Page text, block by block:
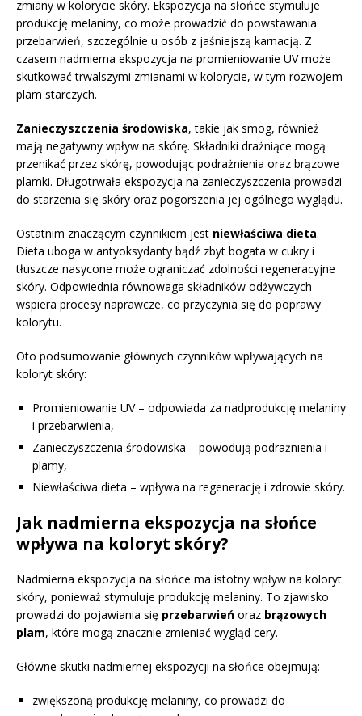
zmiany w kolorycie skóry. Ekspozycja na słońce stymuluje
produkcję melaniny, co może prowadzić do powstawania
przebarwień, szczególnie u osób z jaśniejszą karnacją. Z
czasem nadmierna ekspozycja na promieniowanie UV może
skutkować trwalszymi zmianami w kolorycie, w tym rozwojem
plam starczych.
Zanieczyszczenia środowiska, takie jak smog, również
mają negatywny wpływ na skórę. Składniki drażniące mogą
przenikać przez skórę, powodując podrażnienia oraz brązowe
plamki. Długotrwała ekspozycja na zanieczyszczenia prowadzi
do starzenia się skóry oraz pogorszenia jej ogólnego wyglądu.
Ostatnim znaczącym czynnikiem jest niewłaściwa dieta.
Dieta uboga w antyoksydanty bądź zbyt bogata w cukry i
tłuszcze nasycone może ograniczać zdolności regeneracyjne
skóry. Odpowiednia równowaga składników odżywczych
wspiera procesy naprawcze, co przyczynia się do poprawy
kolorytu.
Oto podsumowanie głównych czynników wpływających na
koloryt skóry:
Promieniowanie UV – odpowiada za nadprodukcję melaniny
i przebarwienia,
Zanieczyszczenia środowiska – powodują podrażnienia i
plamy,
Niewłaściwa dieta – wpływa na regenerację i zdrowie skóry.
Jak nadmierna ekspozycja na słońce
wpływa na koloryt skóry?
Nadmierna ekspozycja na słońce ma istotny wpływ na koloryt
skóry, ponieważ stymuluje produkcję melaniny. To zjawisko
prowadzi do pojawiania się przebarwień oraz brązowych
plam, które mogą znacznie zmieniać wygląd cery.
Główne skutki nadmiernej ekspozycji na słońce obejmują:
zwiększoną produkcję melaniny, co prowadzi do